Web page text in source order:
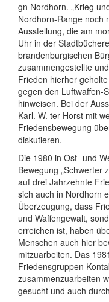
gn Nordhorn. „Krieg
Nordhorn-Range noch
Ausstellung, die am
Uhr in der
brandenburgischen
zusammengestellte
Frieden hierher
gegen den Luftwaffen-
hinweisen. Bei der
Karl. W. ter Horst mit
Friedensbewegung
diskutieren.
Die 1980 in Ost- und
Bewegung „Schwerter
auf drei Jahrzehnte
sich auch in Nordhorn
Überzeugung, dass
und Waffengewalt,
erreichen ist, haben
Menschen auch hier
mitzuarbeiten. Das
Friedensgruppen
zusammenzuarbeiten
gesucht und auch